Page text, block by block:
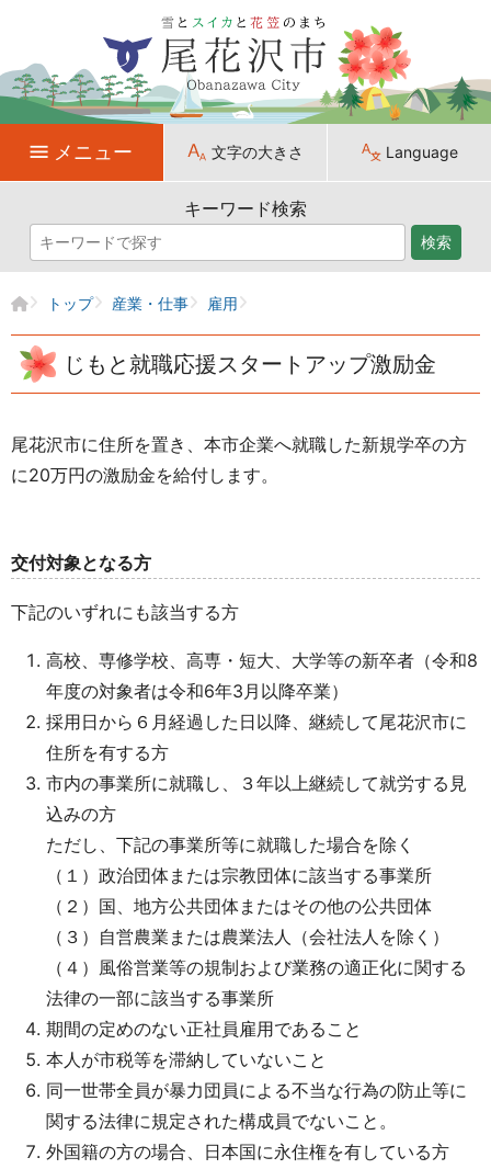
メニュー 文字の大きさ Language
キーワード検索
検索
トップ 産業・仕事 雇用
じもと就職応援スタートアップ激励金
尾花沢市に住所を置き、本市企業へ就職した新規学卒の方
に20万円の激励金を給付します。
交付対象となる方
下記のいずれにも該当する方
高校、専修学校、高専・短大、大学等の新卒者（令和8
年度の対象者は令和6年3月以降卒業）
採用日から６月経過した日以降、継続して尾花沢市に
住所を有する方
市内の事業所に就職し、３年以上継続して就労する見
込みの方
ただし、下記の事業所等に就職した場合を除く
（１）政治団体または宗教団体に該当する事業所
（２）国、地方公共団体またはその他の公共団体
（３）自営農業または農業法人（会社法人を除く）
（４）風俗営業等の規制および業務の適正化に関する
法律の一部に該当する事業所
期間の定めのない正社員雇用であること
本人が市税等を滞納していないこと
同一世帯全員が暴力団員による不当な行為の防止等に
関する法律に規定された構成員でないこと。
外国籍の方の場合、日本国に永住権を有している方